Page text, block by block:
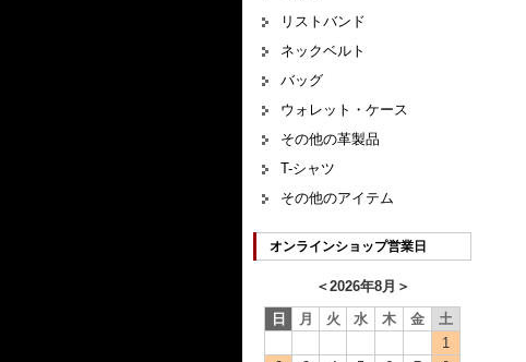
リストバンド
ネックベルト
バッグ
ウォレット・ケース
その他の革製品
T-シャツ
その他のアイテム
オンラインショップ営業日
＜2026年8月 ＞
日
月 火 水 木 金
土
1